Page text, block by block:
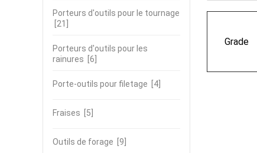
Porteurs d'outils pour le tournage
[21]
Porteurs d'outils pour les
rainures [6]
Porte-outils pour filetage [4]
Fraises [5]
Outils de forage [9]
Grade